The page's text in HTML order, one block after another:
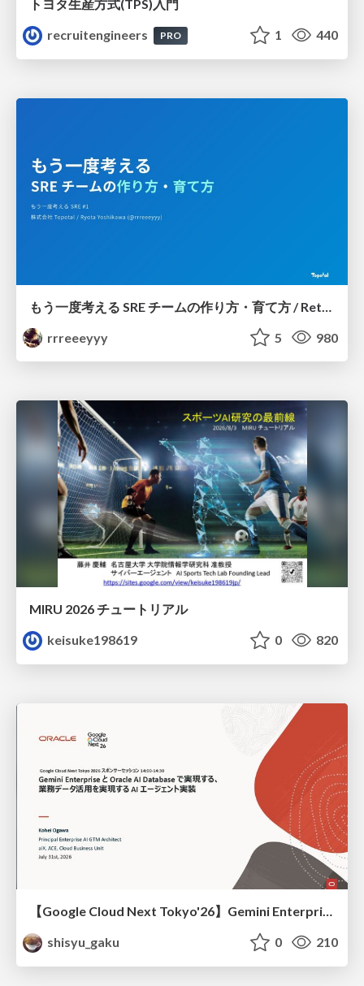
トヨタ⽣産⽅式(TPS)⼊⾨
recruitengineers
PRO 1 440
rrreeeyyy
5 980
MIRU 2026 チュートリアル
keisuke198619
0 820
【Google Cloud Next Tokyo'26】Gemini Enterprise と Oracle AI Database で実現する、 業務データ活用を実現する AI エージェント実装
shisyu_gaku
0 210